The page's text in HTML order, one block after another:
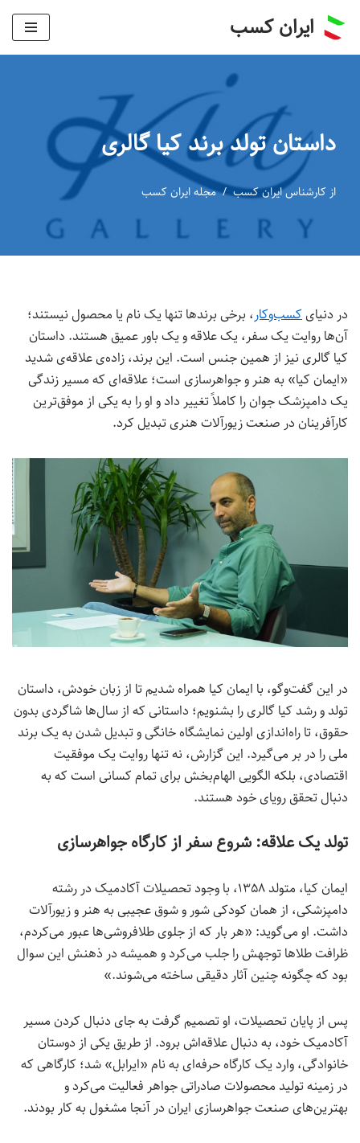
پرش
ایران کسب
داستان تولد برند کیا گالری
از کارشناس ایران کسب مجله ایران کسب
در دنیای کسب‌وکار، برخی برندها تنها یک نام یا محصول نیستند؛
آن‌ها روایت یک سفر، یک علاقه و یک باور عمیق هستند. داستان
کیا گالری نیز از همین جنس است. این برند، زاده‌ی علاقه‌ی شدید
«ایمان کیا» به هنر و جواهرسازی است؛ علاقه‌ای که مسیر زندگی
یک دامپزشک جوان را کاملاً تغییر داد و او را به یکی از موفق‌ترین
کارآفرینان در صنعت زیورآلات هنری تبدیل کرد.
در این گفت‌وگو، با ایمان کیا همراه شدیم تا از زبان خودش، داستان
تولد و رشد کیا گالری را بشنویم؛ داستانی که از سال‌ها شاگردی بدون
حقوق، تا راه‌اندازی اولین نمایشگاه خانگی و تبدیل شدن به یک برند
ملی را در بر می‌گیرد. این گزارش، نه تنها روایت یک موفقیت
اقتصادی، بلکه الگویی الهام‌بخش برای تمام کسانی است که به
دنبال تحقق رویای خود هستند.
تولد یک علاقه: شروع سفر از کارگاه جواهرسازی
ایمان کیا، متولد ۱۳۵۸، با وجود تحصیلات آکادمیک در رشته
دامپزشکی، از همان کودکی شور و شوق عجیبی به هنر و زیورآلات
داشت. او می‌گوید: «هر بار که از جلوی طلافروشی‌ها عبور می‌کردم،
ظرافت طلاها توجهش را جلب می‌کرد و همیشه در ذهنش این سوال
بود که چگونه چنین آثار دقیقی ساخته می‌شوند.»
پس از پایان تحصیلات، او تصمیم گرفت به جای دنبال کردن مسیر
آکادمیک خود، به دنبال علاقه‌اش برود. از طریق یکی از دوستان
خانوادگی، وارد یک کارگاه حرفه‌ای به نام «ایرابل» شد؛ کارگاهی که
در زمینه تولید محصولات صادراتی جواهر فعالیت می‌کرد و
بهترین‌های صنعت جواهرسازی ایران در آنجا مشغول به کار بودند.